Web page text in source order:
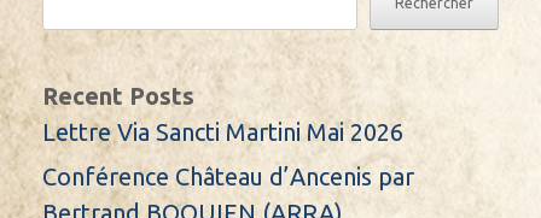
Recent Posts
Lettre Via Sancti Martini Mai 2026
Conférence Château d’Ancenis par
Bertrand BOQUIEN (ARRA)